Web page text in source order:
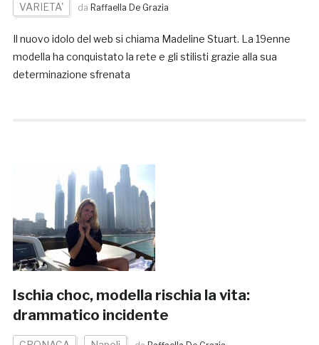
VARIETA' da Raffaella De Grazia
Il nuovo idolo del web si chiama Madeline Stuart. La 19enne
modella ha conquistato la rete e gli stilisti grazie alla sua
determinazione sfrenata
Ischia choc, modella rischia la vita:
drammatico incidente